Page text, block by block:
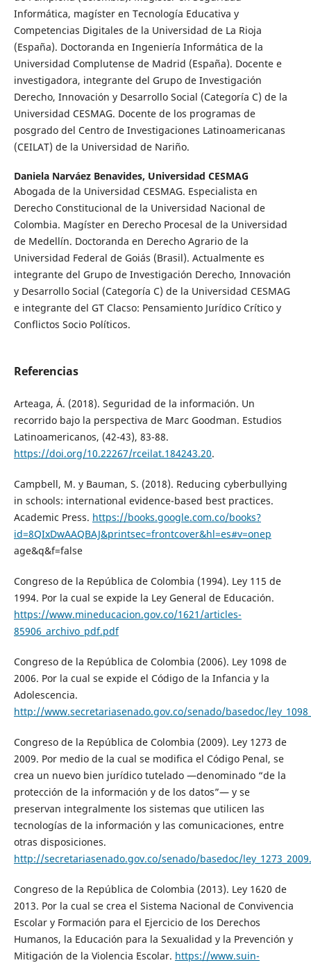
Informática, magíster en Tecnología Educativa y
Competencias Digitales de la Universidad de La Rioja
(España). Doctoranda en Ingeniería Informática de la
Universidad Complutense de Madrid (España). Docente e
investigadora, integrante del Grupo de Investigación
Derecho, Innovación y Desarrollo Social (Categoría C) de la
Universidad CESMAG. Docente de los programas de
posgrado del Centro de Investigaciones Latinoamericanas
(CEILAT) de la Universidad de Nariño.
Daniela Narváez Benavides, Universidad CESMAG
Abogada de la Universidad CESMAG. Especialista en
Derecho Constitucional de la Universidad Nacional de
Colombia. Magíster en Derecho Procesal de la Universidad
de Medellín. Doctoranda en Derecho Agrario de la
Universidad Federal de Goiás (Brasil). Actualmente es
integrante del Grupo de Investigación Derecho, Innovación
y Desarrollo Social (Categoría C) de la Universidad CESMAG
e integrante del GT Clacso: Pensamiento Jurídico Crítico y
Conflictos Socio Políticos.
Referencias
Arteaga, Á. (2018). Seguridad de la información. Un
recorrido bajo la perspectiva de Marc Goodman. Estudios
Latinoamericanos, (42-43), 83-88.
https://doi.org/10.22267/rceilat.184243.20.
Campbell, M. y Bauman, S. (2018). Reducing cyberbullying
in schools: international evidence-based best practices.
Academic Press. https://books.google.com.co/books?
id=8QIxDwAAQBAJ&printsec=frontcover&hl=es#v=onep
age&q&f=false
Congreso de la República de Colombia (1994). Ley 115 de
1994. Por la cual se expide la Ley General de Educación.
https://www.mineducacion.gov.co/1621/articles-
85906_archivo_pdf.pdf
Congreso de la República de Colombia (2006). Ley 1098 de
2006. Por la cual se expide el Código de la Infancia y la
Adolescencia.
http://www.secretariasenado.gov.co/senado/basedoc/
Congreso de la República de Colombia (2009). Ley 1273 de
2009. Por medio de la cual se modifica el Código Penal, se
crea un nuevo bien jurídico tutelado —denominado “de la
protección de la información y de los datos”— y se
preservan integralmente los sistemas que utilicen las
tecnologías de la información y las comunicaciones, entre
otras disposiciones.
http://secretariasenado.gov.co/senado/basedoc/
Congreso de la República de Colombia (2013). Ley 1620 de
2013. Por la cual se crea el Sistema Nacional de Convivencia
Escolar y Formación para el Ejercicio de los Derechos
Humanos, la Educación para la Sexualidad y la Prevención y
Mitigación de la Violencia Escolar. https://www.suin-